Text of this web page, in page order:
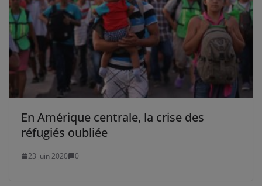
En Amérique centrale, la crise des
réfugiés oubliée
23 juin 2020 0